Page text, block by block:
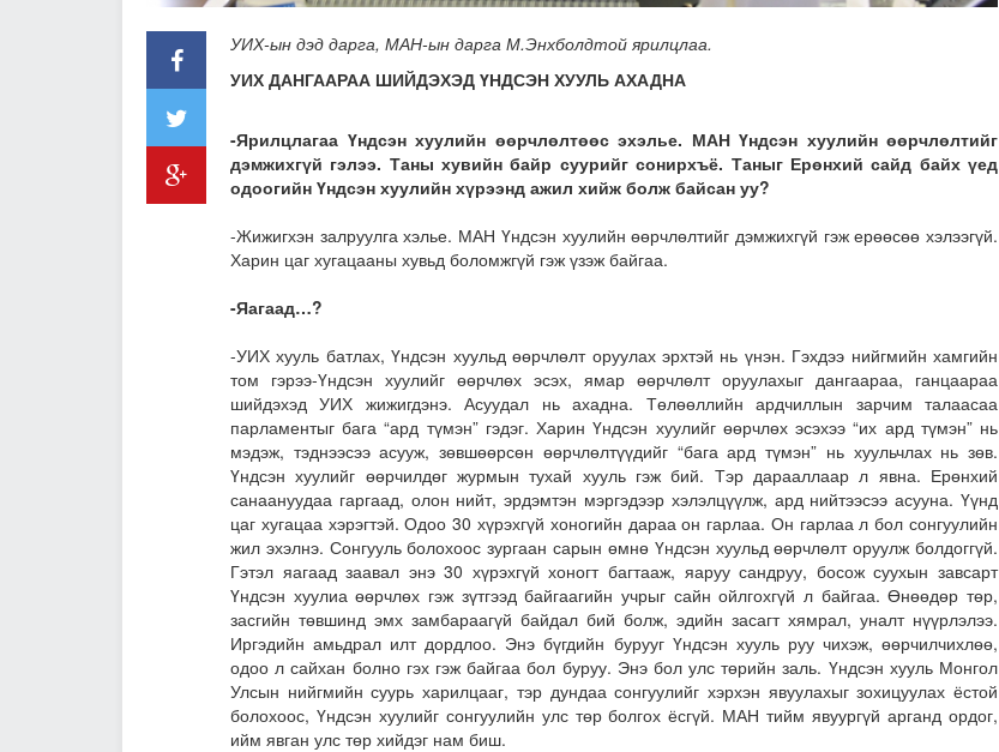
УИХ-ын дэд дарга, МАН-ын дарга М.Энхболдтой ярилцлаа.
УИХ ДАНГААРАА ШИЙДЭХЭД ҮНДСЭН ХУУЛЬ АХАДНА
-Ярилцлагаа Үндсэн хуулийн өөрчлөлтөөс эхэлье. МАН Үндсэн хуулийн өөрчлөлтийг
дэмжихгүй гэлээ. Таны хувийн байр суурийг сонирхъё. Таныг Ерөнхий сайд байх үед
одоогийн Үндсэн хуулийн хүрээнд ажил хийж болж байсан уу?
-Жижигхэн залруулга хэлье. МАН Үндсэн хуулийн өөрчлөлтийг дэмжихгүй гэж ерөөсөө хэлээгүй.
Харин цаг хугацааны хувьд боломжгүй гэж үзэж байгаа.
-Яагаад…?
-УИХ хууль батлах, Үндсэн хуульд өөрчлөлт оруулах эрхтэй нь үнэн. Гэхдээ нийгмийн хамгийн
том гэрээ-Үндсэн хуулийг өөрчлөх эсэх, ямар өөрчлөлт оруулахыг дангаараа, ганцаараа
шийдэхэд УИХ жижигдэнэ. Асуудал нь ахадна. Төлөөллийн ардчиллын зарчим талаасаа
парламентыг бага “ард түмэн” гэдэг. Харин Үндсэн хуулийг өөрчлөх эсэхээ “их ард түмэн” нь
мэдэж, тэднээсээ асууж, зөвшөөрсөн өөрчлөлтүүдийг “бага ард түмэн” нь хуульчлах нь зөв.
Үндсэн хуулийг өөрчилдөг журмын тухай хууль гэж бий. Тэр дарааллаар л явна. Ерөнхий
санаануудаа гаргаад, олон нийт, эрдэмтэн мэргэдээр хэлэлцүүлж, ард нийтээсээ асууна. Үүнд
цаг хугацаа хэрэгтэй. Одоо 30 хүрэхгүй хоногийн дараа он гарлаа. Он гарлаа л бол сонгуулийн
жил эхэлнэ. Сонгууль болохоос зургаан сарын өмнө Үндсэн хуульд өөрчлөлт оруулж болдоггүй.
Гэтэл яагаад заавал энэ 30 хүрэхгүй хоногт багтааж, яаруу сандруу, босож суухын завсарт
Үндсэн хуулиа өөрчлөх гэж зүтгээд байгаагийн учрыг сайн ойлгохгүй л байгаа. Өнөөдөр төр,
засгийн төвшинд эмх замбараагүй байдал бий болж, эдийн засагт хямрал, уналт нүүрлэлээ.
Иргэдийн амьдрал илт дордлоо. Энэ бүгдийн бурууг Үндсэн хууль руу чихэж, өөрчилчихлөө,
одоо л сайхан болно гэх гэж байгаа бол буруу. Энэ бол улс төрийн заль. Үндсэн хууль Монгол
Улсын нийгмийн суурь харилцааг, тэр дундаа сонгуулийг хэрхэн явуулахыг зохицуулах ёстой
болохоос, Үндсэн хуулийг сонгуулийн улс төр болгох ёсгүй. МАН тийм явуургүй арганд ордог,
ийм явган улс төр хийдэг нам биш.